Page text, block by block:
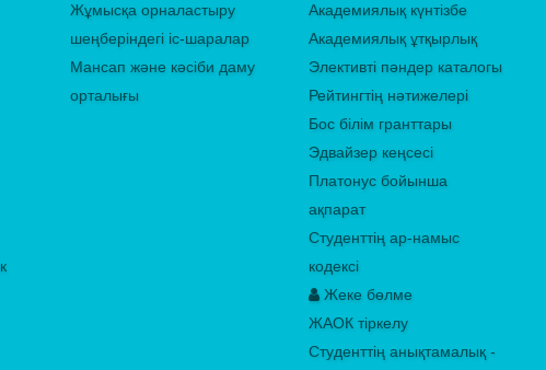
Жұмысқа орналастыру
шеңберіндегі іс-шаралар
Мансап және кәсіби даму
орталығы
Академиялық күнтізбе
Академиялық ұтқырлық
Элективті пәндер каталогы
Рейтингтің нәтижелері
Бос білім гранттары
Эдвайзер кеңсесі
Платонус бойынша
ақпарат
Студенттің ар-намыс
кодексі
Жеке бөлме
ЖАОК тіркелу
Студенттің анықтамалық -